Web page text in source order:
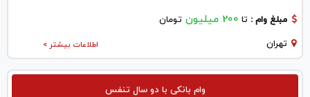
مبلغ وام : تا 200 میلیون تومان
اطلاعات بیشتر > تهران
وام بانکی با دو سال تنفس